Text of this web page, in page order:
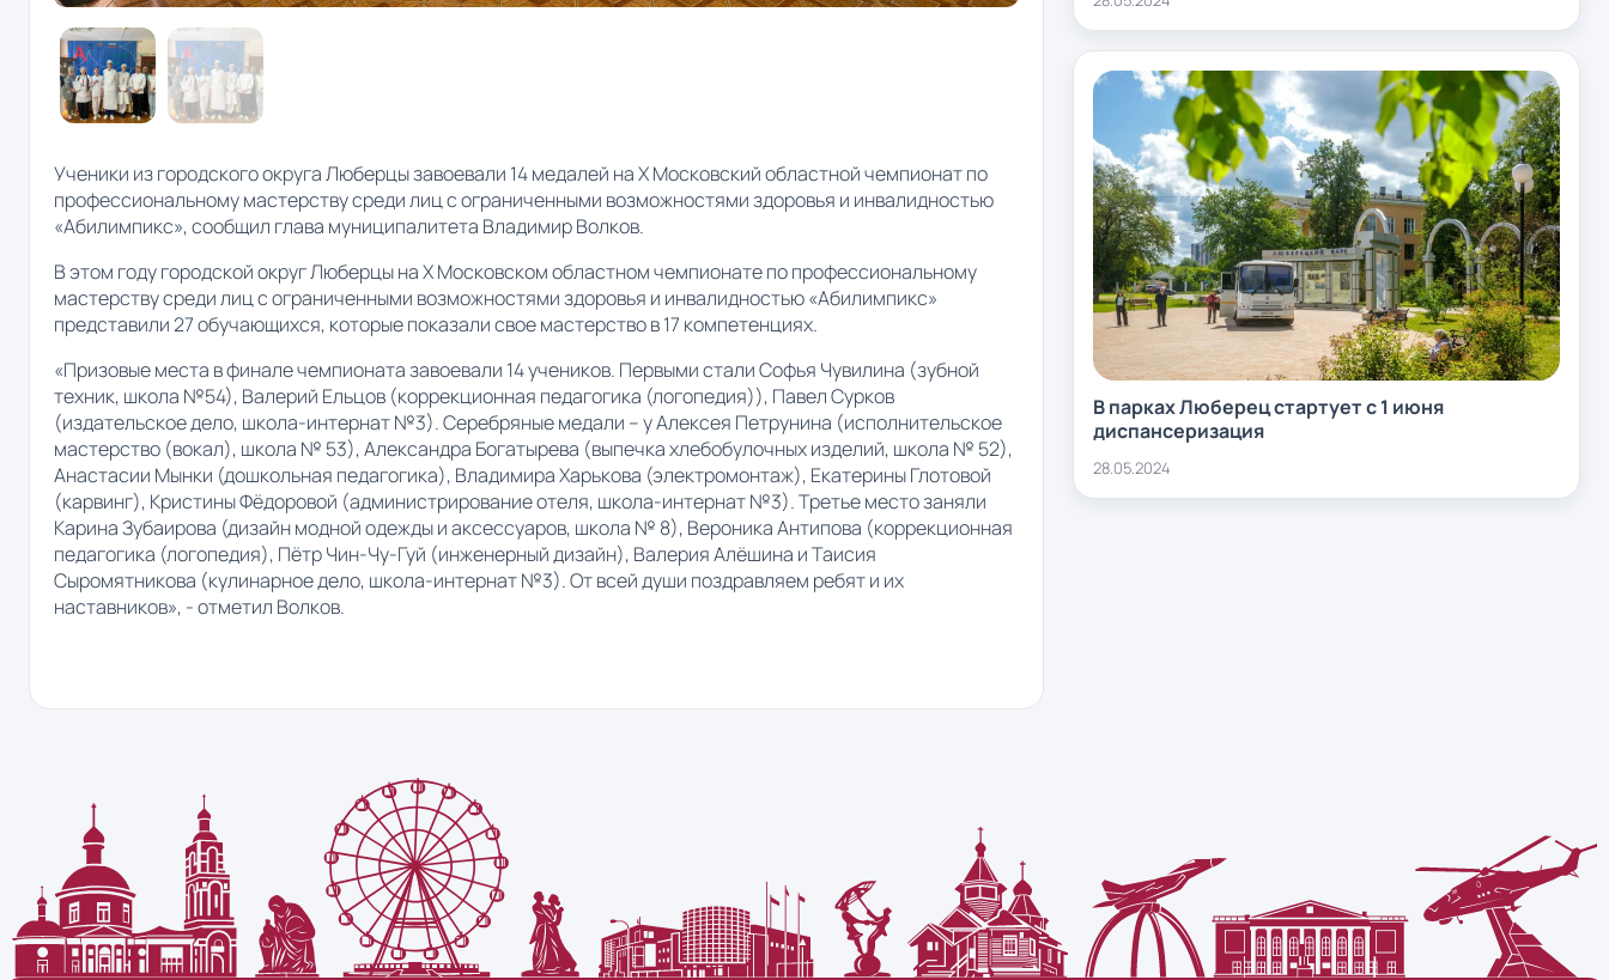
Ученики из городского округа Люберцы завоевали 14 медалей на X Московский областной чемпионат по
профессиональному мастерству среди лиц с ограниченными возможностями здоровья и инвалидностью
«Абилимпикс», сообщил глава муниципалитета Владимир Волков.
В этом году городской округ Люберцы на X Московском областном чемпионате по профессиональному
мастерству среди лиц с ограниченными возможностями здоровья и инвалидностью «Абилимпикс»
представили 27 обучающихся, которые показали свое мастерство в 17 компетенциях.
«Призовые места в финале чемпионата завоевали 14 учеников. Первыми стали Софья Чувилина (зубной
техник, школа №54), Валерий Ельцов (коррекционная педагогика (логопедия)), Павел Сурков
(издательское дело, школа-интернат №3). Серебряные медали – у Алексея Петрунина (исполнительское
мастерство (вокал), школа № 53), Александра Богатырева (выпечка хлебобулочных изделий, школа № 52),
Анастасии Мынки (дошкольная педагогика), Владимира Харькова (электромонтаж), Екатерины Глотовой
(карвинг), Кристины Фëдоровой (администрирование отеля, школа-интернат №3). Третье место заняли
Карина Зубаирова (дизайн модной одежды и аксессуаров, школа № 8), Вероника Антипова (коррекционная
педагогика (логопедия), Пëтр Чин-Чу-Гуй (инженерный дизайн), Валерия Алëшина и Таисия
Сыромятникова (кулинарное дело, школа-интернат №3). От всей души поздравляем ребят и их
наставников», - отметил Волков.
В парках Люберец стартует с 1 июня
диспансеризация
28.05.2024